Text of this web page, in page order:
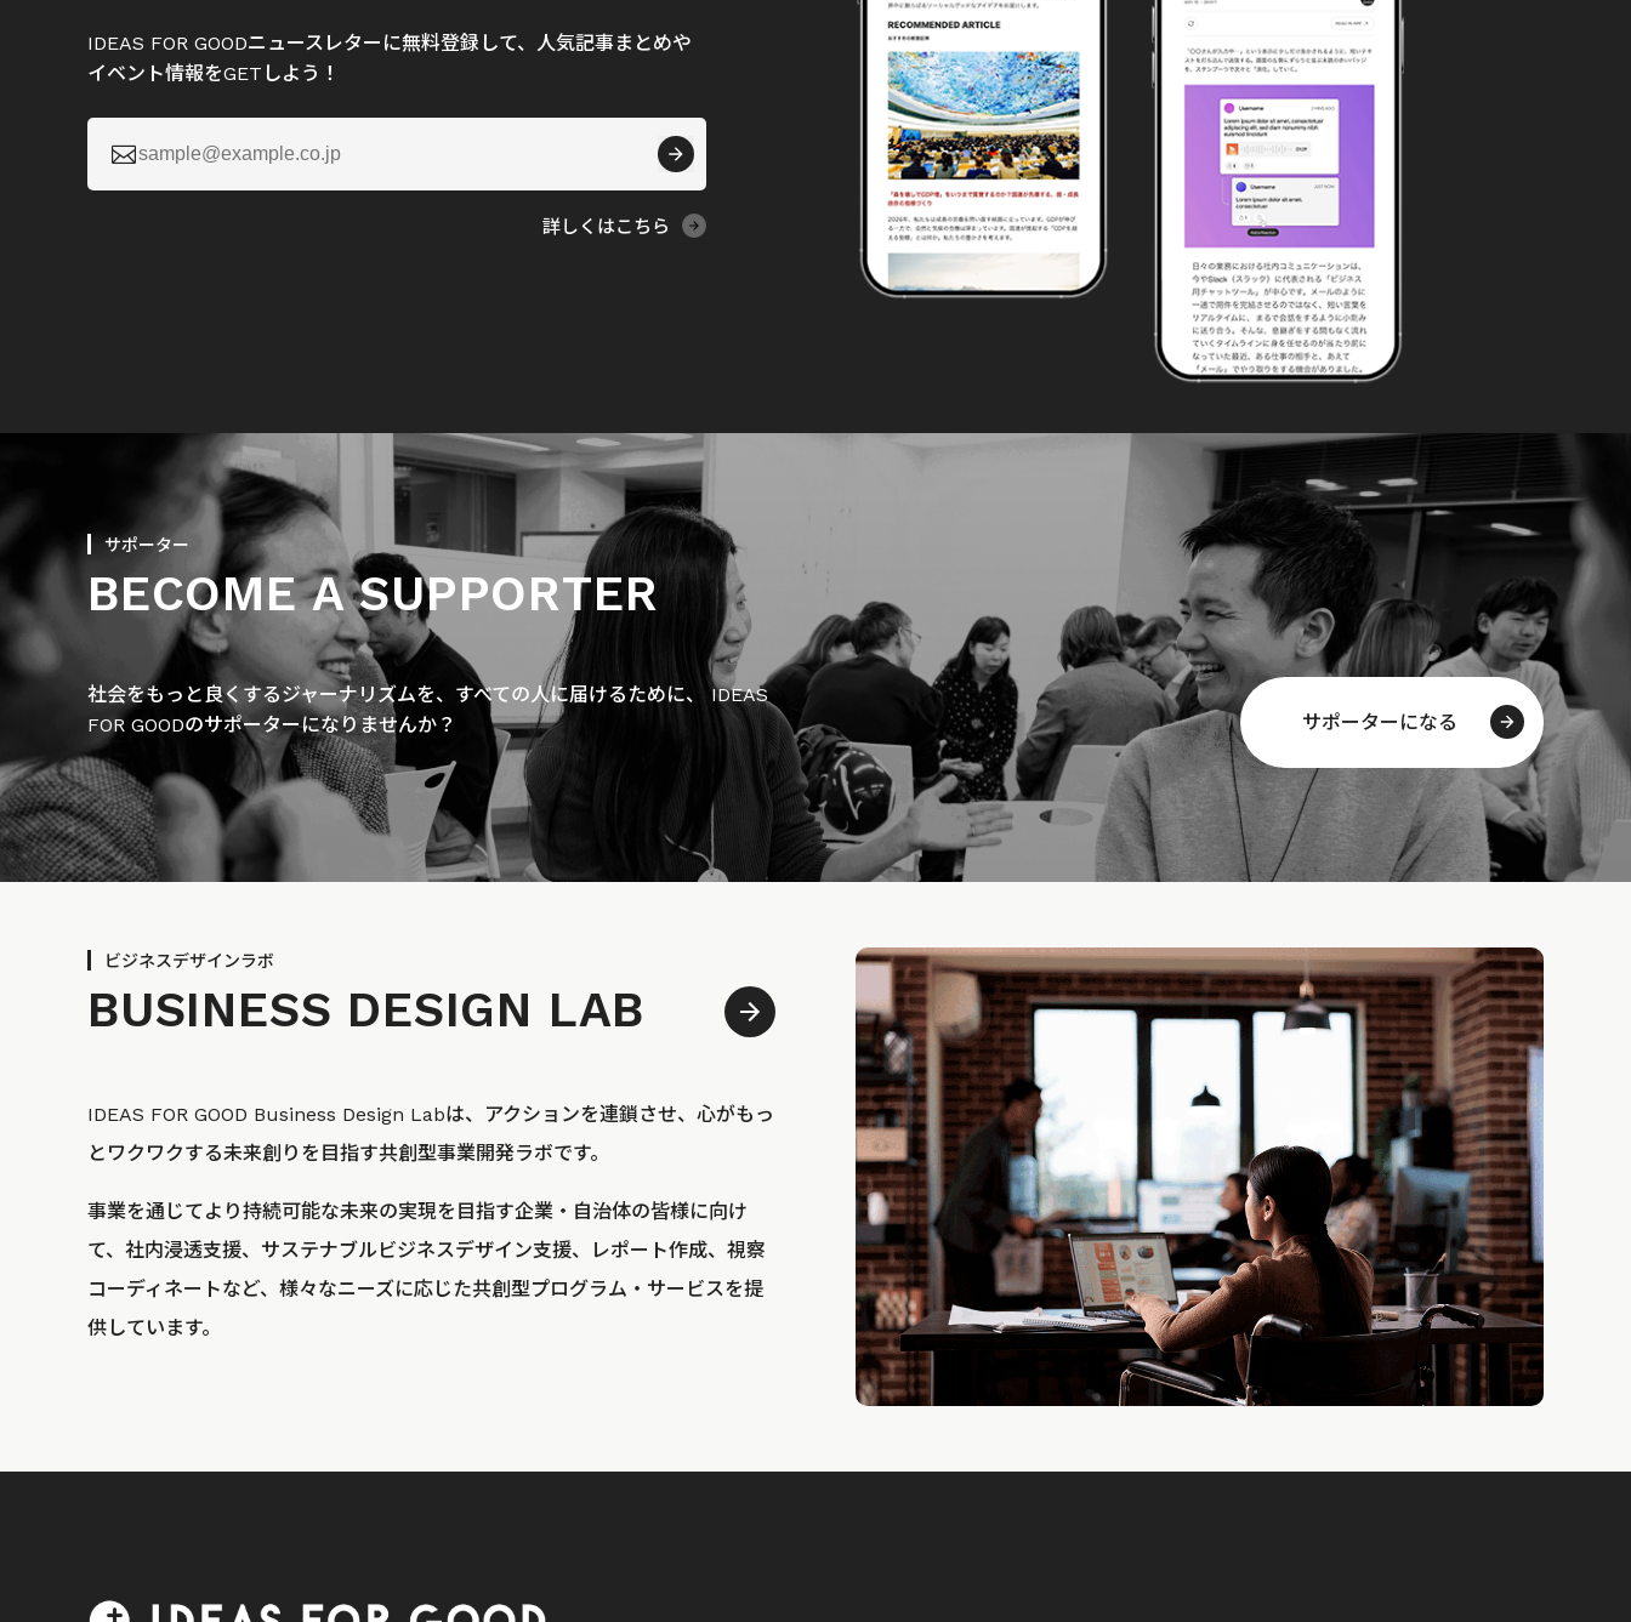
IDEAS FOR GOODニュースレターに無料登録して、人気記事まとめや
イベント情報をGETしよう！

詳しくはこちら
サポーター
BECOME A SUPPORTER
社会をもっと良くするジャーナリズムを、すべての人に届けるために、 IDEAS
FOR GOODのサポーターになりませんか？
サポーターになる
ビジネスデザインラボ
BUSINESS DESIGN LAB
IDEAS FOR GOOD Business Design Labは、アクションを連鎖させ、心がもっ
とワクワクする未来創りを目指す共創型事業開発ラボです。
事業を通じてより持続可能な未来の実現を目指す企業・自治体の皆様に向け
て、社内浸透支援、サステナブルビジネスデザイン支援、レポート作成、視察
コーディネートなど、様々なニーズに応じた共創型プログラム・サービスを提
供しています。